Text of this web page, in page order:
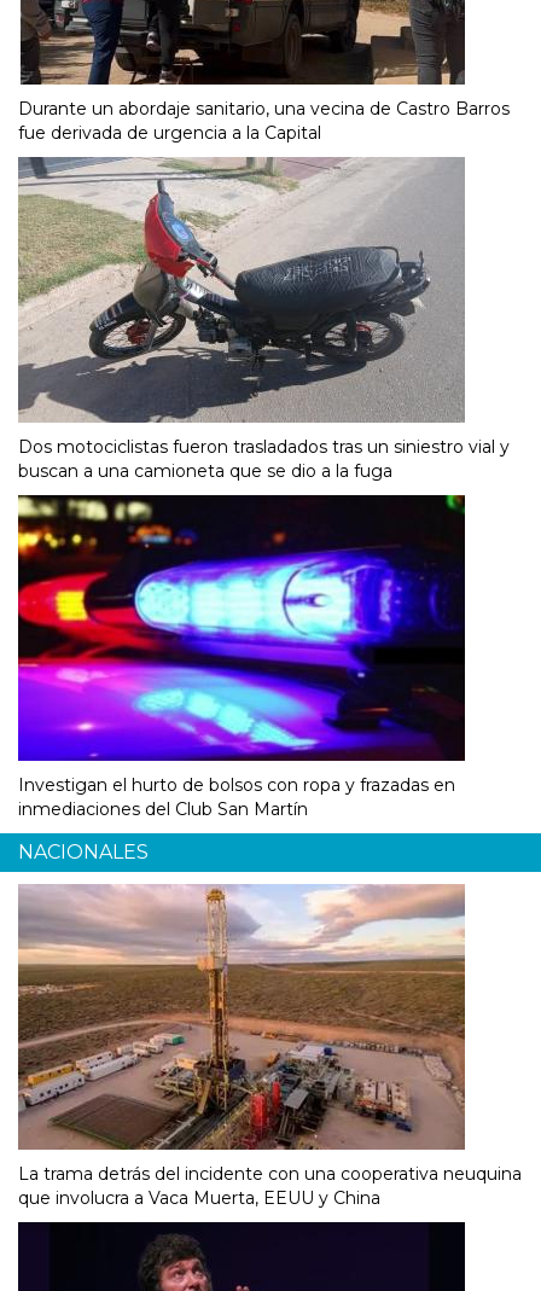
Durante un abordaje sanitario, una vecina de Castro Barros
fue derivada de urgencia a la Capital
Dos motociclistas fueron trasladados tras un siniestro vial y
buscan a una camioneta que se dio a la fuga
Investigan el hurto de bolsos con ropa y frazadas en
inmediaciones del Club San Martín
NACIONALES
La trama detrás del incidente con una cooperativa neuquina
que involucra a Vaca Muerta, EEUU y China